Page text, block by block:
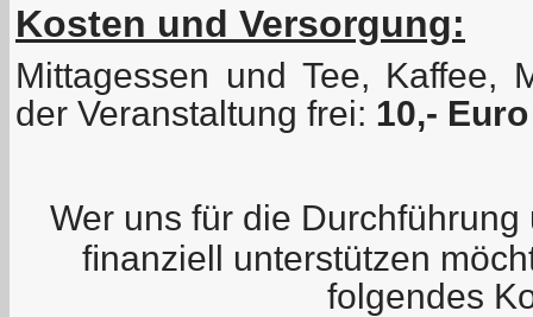
Kosten und Versorgung:
Mittagessen und Tee, Kaffee,
der Veranstaltung frei: 10,- Euro
Wer uns für die
ﬁnanziell unterstützen
folgendes